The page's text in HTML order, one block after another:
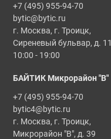
+7 (495) 955-94-70
bytic@bytic.ru
г. Москва, г. Троицк,
Сиреневый бульвар, д. 11
10:00 - 19:00
БАЙТИК Микрорайон "В"
+7 (495) 955-94-70
bytic4@bytic.ru
г. Москва, г. Троицк,
Микрорайон "В", д. 39